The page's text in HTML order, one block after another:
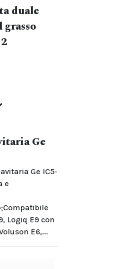
duale
Ge
Ge IC5-
e
Logiq E9 con
E6,...